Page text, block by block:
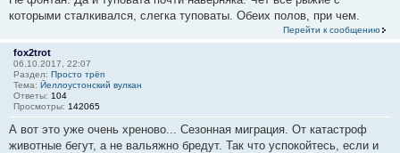
которыми сталкивался, слегка туповаты. Обеих полов, при чем.
Перейти к сообщению
fox2trot
06.10.2017, 22:07
Раздел: Просто трёп
Тема: Йеллоустонский вулкан
Ответы: 104
Просмотры: 142065
А вот это уже очень хреново... Сезонная миграция. От катастроф
животные бегут, а не вальяжно бредут. Так что успокойтесь, если и